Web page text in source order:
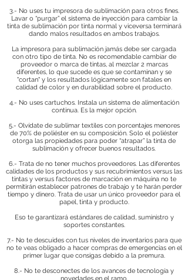
3.- No uses tu impresora de sublimación para otros fines.
Lavar o “purgar” el sistema de inyección para cambiar la
tinta de sublimación por tinta normal y viceversa terminará
dando malos resultados en ambos trabajos.
La impresora para sublimación jamás debe ser cargada
con otro tipo de tinta. No es recomendable cambiar de
proveedor o marca de tintas, al mezclar 2 marcas
diferentes, lo que sucede es que se contaminan y se
"cortan" y los resultados lógicamente son fatales en
calidad de color y en durabilidad sobre el producto.
4.- No uses cartuchos. Instala un sistema de alimentación
continua. Es la mejor opción.
5.- Olvídate de sublimar textiles con porcentajes menores
de 70% de poliéster en su composición. Solo el poliéster
otorga las propiedades para poder “atrapar” la tinta de
sublimación y ofrecer buenos resultados.
6.- Trata de no tener muchos proveedores. Las diferentes
calidades de los productos y sus recubrimientos versus las
tintas y versus factores de marcación en máquina no te
permitirán establecer patrones de trabajo y te harán perder
tiempo y dinero. Trata de usar un único proveedor para el
papel, tinta y producto.
Eso te garantizará estándares de calidad, suministro y
soportes constantes.
7.- No te descuides con tus niveles de inventarios para que
no te veas obligado a hacer compras de emergencias en el
primer lugar que consigas debido a la premura.
8.- No te desconectes de los avances de tecnología y